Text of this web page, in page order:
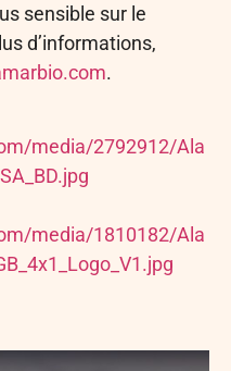
sensible sur le
d’informations,
.
media/2792912/Ala
media/1810182/Ala